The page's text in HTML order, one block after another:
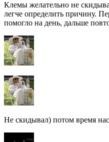
Клемы желательно не
легче определить причину.
помогло на день, дальше
Не скидывал) потом время